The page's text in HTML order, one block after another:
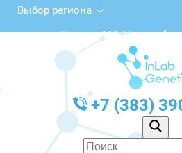
Выбор региона
ул. Чехова, 111,
с 10:00 до
График работы: Пн-Пт с
+7 (383)